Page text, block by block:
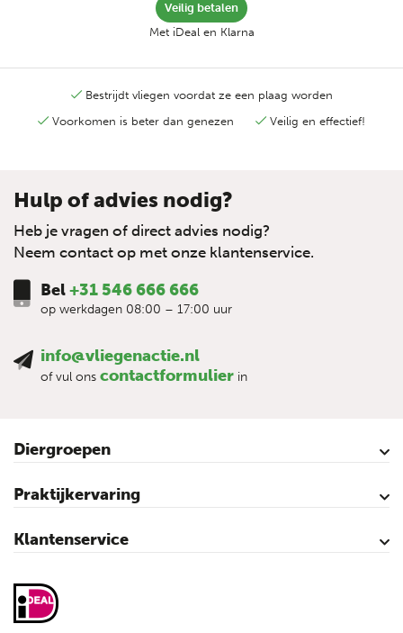
Veilig betalen
Met iDeal en Klarna
Bestrijdt vliegen voordat ze een plaag worden
Voorkomen is beter dan genezen
Veilig en effectief!
Hulp of advies nodig?
Heb je vragen of direct advies nodig?
Neem contact op met onze klantenservice.
Bel+31 546 666 666
op werkdagen 08:00 – 17:00 uur
info@vliegenactie.nl
of vul ons contactformulier in
Diergroepen
Rundvee
Paarden
Schapen
Geiten
Varkens
Pluimvee
Praktijkervaring
Kalveren
Koeien
Varkens
Over vliegen…
Vliegenbestrijding – video’s
Klantenservice
Contact
Mijn account
Veilig winkelen
Algemene voorwaarden
Privacy- en cookieverklaring
Disclaimer
Sitemap